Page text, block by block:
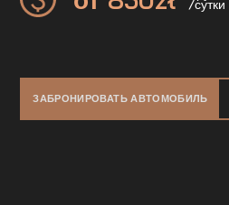
/сутки
ЗАБРОНИРОВАТЬ АВТОМОБИЛЬ